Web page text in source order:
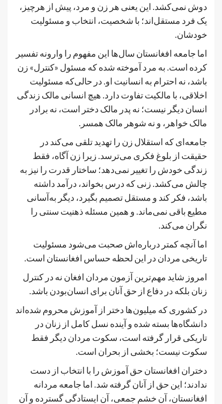
دوش نمی‌کشد. این یعنی هر زن و مرد، پیش از هرچیز،
یک فرد مستقل‌اند؛ با شخصیت، انتخاب و مسئولیت
خودشان.
اما جامعه افغانستان سال‌ها این مفهوم را وارونه تفسیر
کرده است. به مرد آموخته شده که مسئول «کنترل» زن
باشد، نه احترام به انسانیت او. در حالی‌که مسئولیت
اخلاقی، با مالکیت تفاوت دارد. هیچ انسانی مالک زندگی
انسان دیگر نیست؛ نه پدر مالک دختر است، نه برادر
مالک خواهر، و نه شوهر مالک همسر.
جامعه‌ای که استقلال زن را تهدید تلقی می‌کند در
حقیقت از بلوغ فکری می‌ترسد. زیرا زن آگاه، فقط
زندگی خودش را تغییر نمی‌دهد؛ ساختار قدرت را نیز به
چالش می‌کشد. زنی که درس بخواند، درآمد داشته
باشد، فکر کند و مستقل تصمیم بگیرد، دیگر به‌آسانی
مطیع باقی نمی‌ماند. و همین مسئله ذهنیت سنتی را
نگران می‌کند.
اما آنچه کمتر درباره‌اش صحبت می‌شود مسئولیت
تاریخی مردان در این لحظه حساس افغانستان است.
امروز شاید مهم‌ترین آزمون مردان افغان نه در کنترل
زنان بلکه در دفاع از حق آنان برای انسان‌بودن باشد.
در کشوری که میلیون‌ها دختر از آموزش محروم شده‌اند
دانشگاه‌ها بسته شده و آینده نسل کامل از زنان در
تاریکی قرار گرفته است، سکوت مردان دیگر فقط
سکوت نیست؛ بخشی از بحران است.
دختران افغانستان حق آموزش را با انتخاب از دست
ندادند؛ این حق از آنان گرفته شد. اما جامعه مردانه
افغانستان، آن خشم جمعی، آن ایستادگی گسترده و آن